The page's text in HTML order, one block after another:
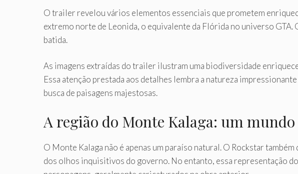
O trailer revelou vários elementos essenciais que prometem
extremo norte de Leonida, o equivalente da Flórida no universo
batida.
As imagens extraídas do trailer ilustram uma biodiversidade
Essa atenção prestada aos detalhes lembra a natureza
busca de paisagens majestosas.
A região do Monte Kalaga: um mundo
O Monte Kalaga não é apenas um paraíso natural. O Rockstar
dos olhos inquisitivos do governo. No entanto, essa representação